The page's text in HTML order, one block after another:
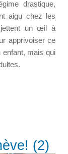
drastique,
aigu chez les
jettent un œil à
apprivoiser ce
enfant, mais qui
(2)